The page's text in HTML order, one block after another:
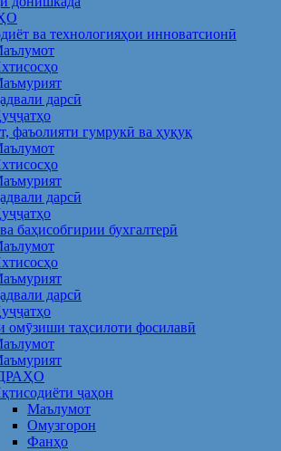
ва технологияҳои инноватсионӣ
дарсӣ
фаъолияти гумрукӣ ва ҳуқуқ
дарсӣ
баҳисобгирии бухгалтерӣ
дарсӣ
омӯзиши таҳсилоти фосилавӣ
ҷаҳон
Маълумот
Омузгорон
Фанҳо